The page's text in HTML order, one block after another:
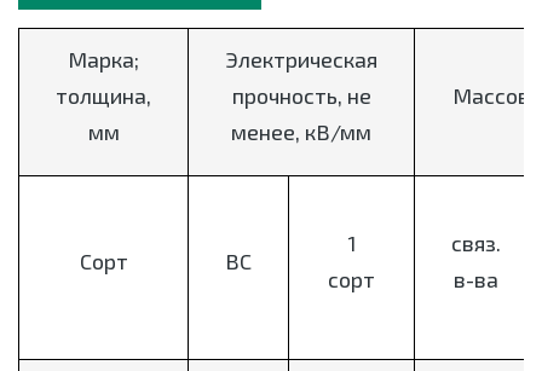
Марка;
толщина,
мм
Электрическая
прочность, не
менее, кВ/мм
Сорт ВС
1
сорт
связ.
в-ва